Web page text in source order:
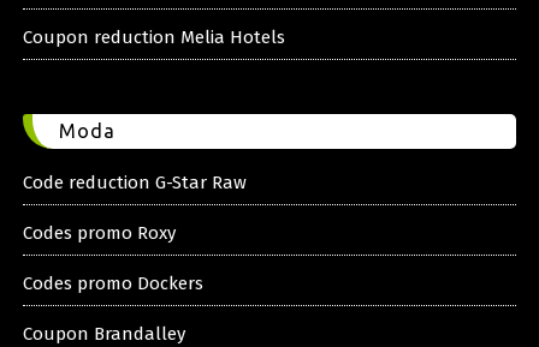
Coupon reduction Melia Hotels
Moda
Code reduction G-Star Raw
Codes promo Roxy
Codes promo Dockers
Coupon Brandalley